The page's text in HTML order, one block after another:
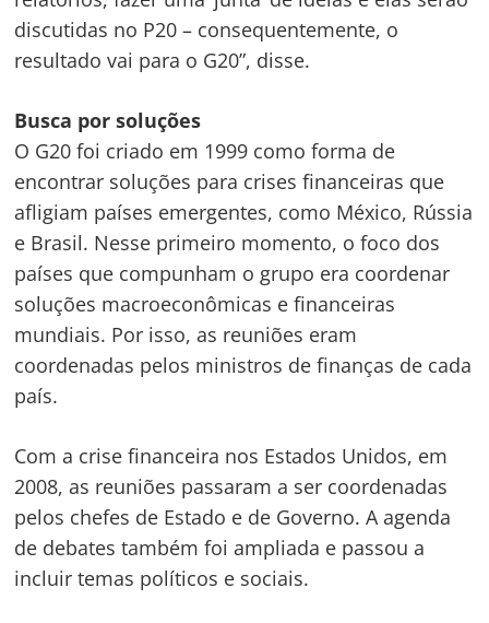
discutidas no P20 – consequentemente, o
resultado vai para o G20”, disse.
Busca por soluções
O G20 foi criado em 1999 como forma de
encontrar soluções para crises financeiras que
afligiam países emergentes, como México, Rússia
e Brasil. Nesse primeiro momento, o foco dos
países que compunham o grupo era coordenar
soluções macroeconômicas e financeiras
mundiais. Por isso, as reuniões eram
coordenadas pelos ministros de finanças de cada
país.
Com a crise financeira nos Estados Unidos, em
2008, as reuniões passaram a ser coordenadas
pelos chefes de Estado e de Governo. A agenda
de debates também foi ampliada e passou a
incluir temas políticos e sociais.